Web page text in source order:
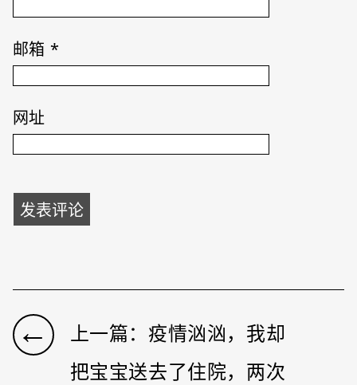
邮箱 *
网址
←
上一篇：疫情汹汹，我却
把宝宝送去了住院，两次